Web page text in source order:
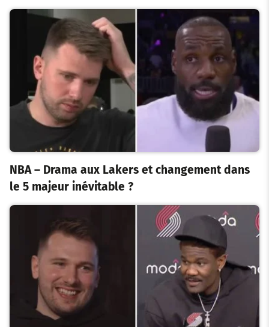
NBA – Drama aux Lakers et changement dans
le 5 majeur inévitable ?